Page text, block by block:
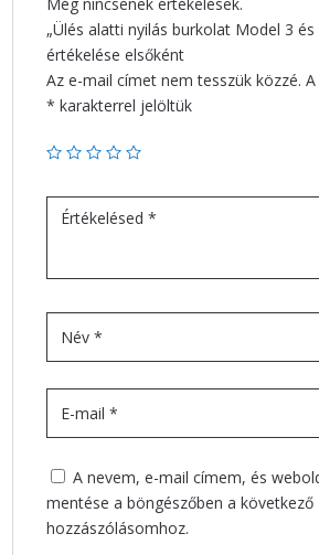
„Ülés alatti nyilás burkolat Model 3 és
értékelése elsőként
Az e-mail címet nem tesszük közzé.
* karakterrel jelöltük
A nevem, e-mail címem, és
mentése a böngészőben a következő
hozzászólásomhoz.